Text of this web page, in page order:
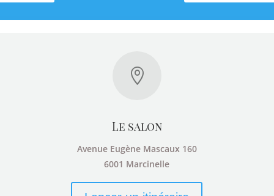

Le salon
Avenue Eugène Mascaux 160
6001 Marcinelle